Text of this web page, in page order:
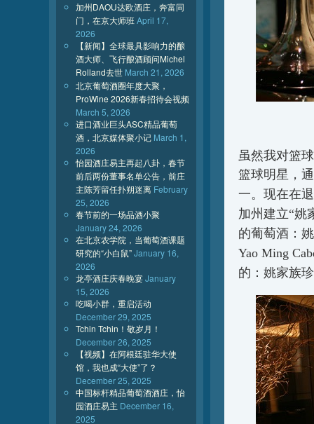
虽然我对篮
篮球明星，
一。现在在
加州建立“姚
的葡萄酒：
Yao Ming
的：姚家族
加州DAOU达欧酒庄，奔富同
门，在京大师班 April 17,
2026
【新闻】全球最具影响力的酿
酒大师、飞行酿酒顾问Michel
Rolland去世 March 21, 2026
北京葡萄酒圈年度大聚，
ProWine 2026新春招待会视频
March 5, 2026
进口酒业巨头ASC精品葡萄
酒，北京媒体聚小记 March 1,
2026
怡园酒庄易主再起八卦，春节
前后两份董事名单公告，前庄
主陈芳留任扑朔迷离 February
25, 2026
春节前的一场品酒小聚
January 24, 2026
在北京农学院，当葡萄酒课题
研究的“小白鼠”January 16,
2026
龙亭酒庄庆春晚宴January
15, 2026
吃喝小群，重启活动
December 29, 2025
Tchin Tchin！敬岁月！
December 26, 2025
【视频】在阿根廷驻华大使
馆，我也成“大使”了？
December 25, 2025
中国标杆精品葡萄酒酒庄，怡
园酒庄易主 December 16,
2025